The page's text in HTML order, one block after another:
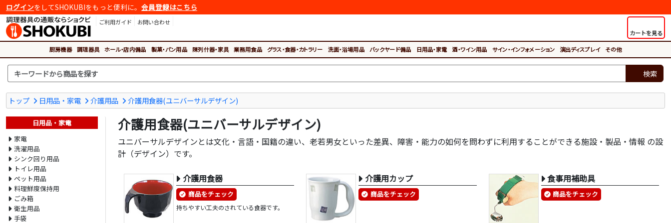
ログインをしてSHOKUBIをもっと便利に。 会員登録はこちら
ご利用ガイド
お問い合わせ
カートを見る
厨房機器 調理器具 ホール・店内備品 製菓・パン用品 陳列什器・家具 業務用食品 グラス・食器・カトラリー 洗面・浴場用品 バックヤード備品 日用品・家電 酒・ワイン用品 サイン・インフォメーション 演出ディスプレイ その他
検索
トップ 日用品・家電 介護用品 介護用食器(ユニバーサルデザイン)
介護用食器(ユニバーサルデザイン)
ユニバーサルデザインとは文化・言語・国籍の違い、老若男女といった差異、障害・能力の如何を問わずに利用することができる施設・製品・情報 の設
計（デザイン）です。
介護用食器
商品をチェック
持ちやすい工夫のされている食器です。
介護用カップ
商品をチェック
食事用補助具
商品をチェック
日用品・家電
家電
洗濯用品
シンク回り用品
トイレ用品
ペット用品
料理鮮度保持用
ごみ箱
衛生用品
手袋